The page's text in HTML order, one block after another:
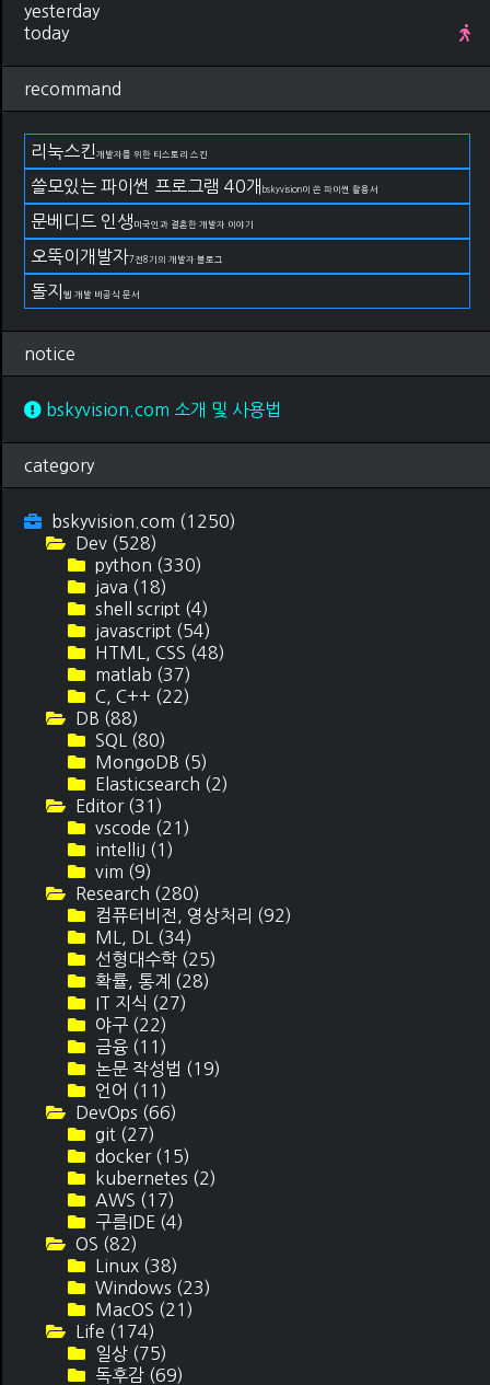
yesterday
today
recommand
리눅스킨 개발자를 위한 티스토리 스킨
쓸모있는 파이썬 프로그램 40개 bskyvision이 쓴 파이썬 활용서
문베디드 인생 미국인과 결혼한 개발자 이야기
오뚝이개발자7전8기의 개발자 블로그
돌지 웹 개발 비공식 문서
notice
bskyvision.com 소개 및 사용법
category
bskyvision.com (1250)
Dev (528)
python (330)
java (18)
shell script (4)
javascript (54)
HTML, CSS (48)
matlab (37)
C, C++ (22)
DB (88)
SQL (80)
MongoDB (5)
Elasticsearch (2)
Editor (31)
vscode (21)
intelliJ (1)
vim (9)
Research (280)
컴퓨터비전, 영상처리 (92)
ML, DL (34)
선형대수학 (25)
확률, 통계 (28)
IT 지식 (27)
야구 (22)
금융 (11)
논문 작성법 (19)
언어 (11)
DevOps (66)
git (27)
docker (15)
kubernetes (2)
AWS (17)
구름IDE (4)
OS (82)
Linux (38)
Windows (23)
MacOS (21)
Life (174)
일상 (75)
독후감 (69)